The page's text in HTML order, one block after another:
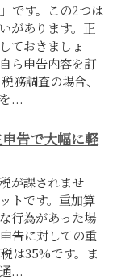
です。この2つは
があります。正
ておきましょ
ら申告内容を訂
務調査の場合、
を...
告で大幅に軽
が課されませ
トです。重加算
行為があった場
告に対しての重
は35%です。ま
...